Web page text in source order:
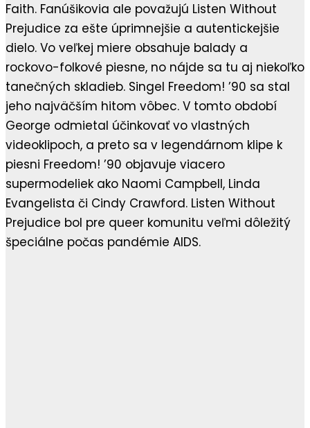
Faith. Fanúšikovia ale považujú Listen Without
Prejudice za ešte úprimnejšie a autentickejšie
dielo. Vo veľkej miere obsahuje balady a
rockovo-folkové piesne, no nájde sa tu aj niekoľko
tanečných skladieb. Singel Freedom! ’90 sa stal
jeho najväčším hitom vôbec. V tomto období
George odmietal účinkovať vo vlastných
videoklipoch, a preto sa v legendárnom klipe k
piesni Freedom! ’90 objavuje viacero
supermodeliek ako Naomi Campbell, Linda
Evangelista či Cindy Crawford. Listen Without
Prejudice bol pre queer komunitu veľmi dôležitý
špeciálne počas pandémie AIDS.